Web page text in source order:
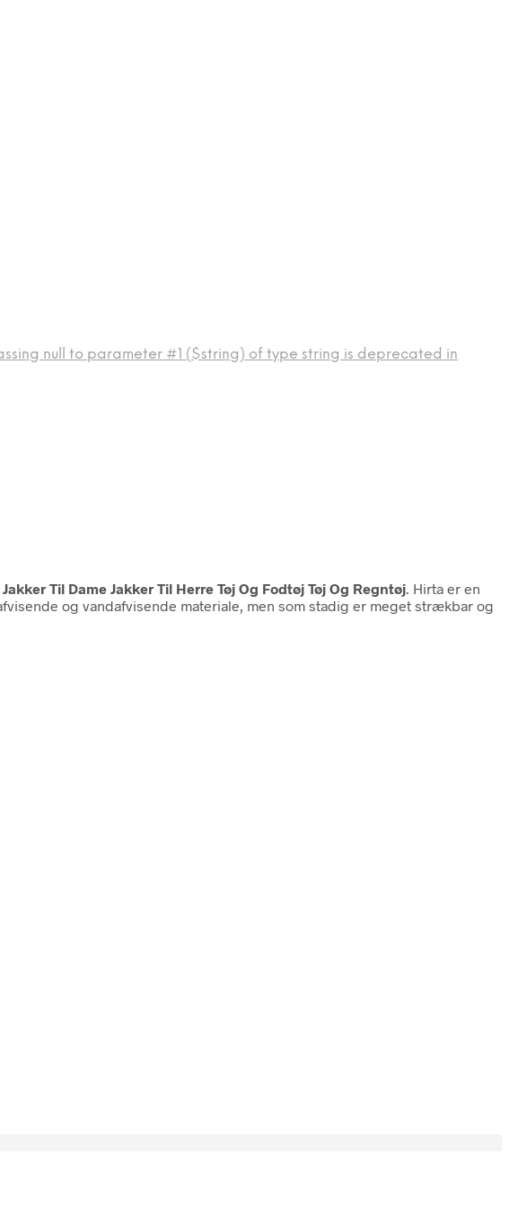
null to parameter #1 ($string) of type string is deprecated in
Til Dame Jakker Til Herre Tøj Og Fodtøj Tøj Og Regntøj . Hirta er en
og vandafvisende materiale, men som stadig er meget strækbar og